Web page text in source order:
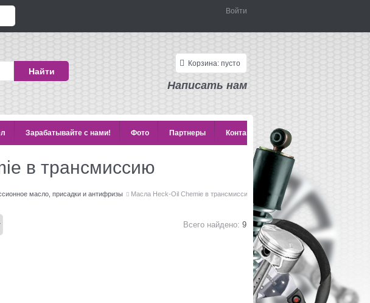
Войти
Найти
Корзина: пусто
Написать нам
Зарабатывайте с нами! Фото Партнеры Контакты
в трансмиссию
масло, присадки и антифризы Масла Heck-Oil Chemie в трансмиссию
Всего найдено: 9